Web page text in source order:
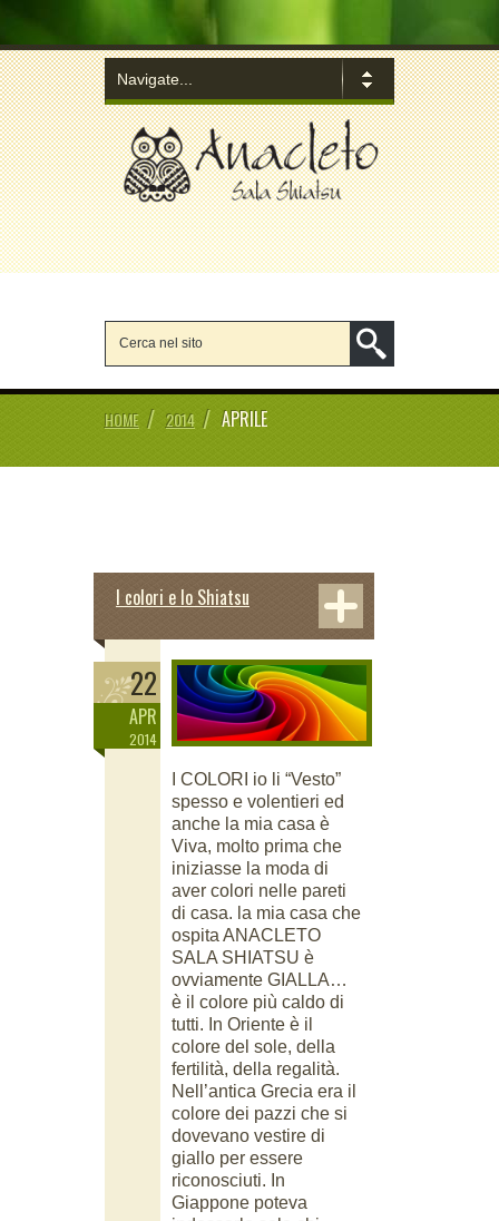
HOME / 2014 / APRILE
I colori e lo Shiatsu
22
APR
2014
I COLORI io li “Vesto”
spesso e volentieri ed
anche la mia casa è
Viva, molto prima che
iniziasse la moda di
aver colori nelle pareti
di casa. la mia casa che
ospita ANACLETO
SALA SHIATSU è
ovviamente GIALLA…
è il colore più caldo di
tutti. In Oriente è il
colore del sole, della
fertilità, della regalità.
Nell’antica Grecia era il
colore dei pazzi che si
dovevano vestire di
giallo per essere
riconosciuti. In
Giappone poteva